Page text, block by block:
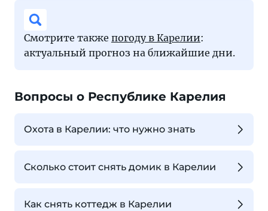
Смотрите также погоду в Карелии:
актуальный прогноз на ближайшие дни.
Вопросы о Республике Карелия
Охота в Карелии: что нужно знать
Сколько стоит снять домик в Карелии
Как снять коттедж в Карелии